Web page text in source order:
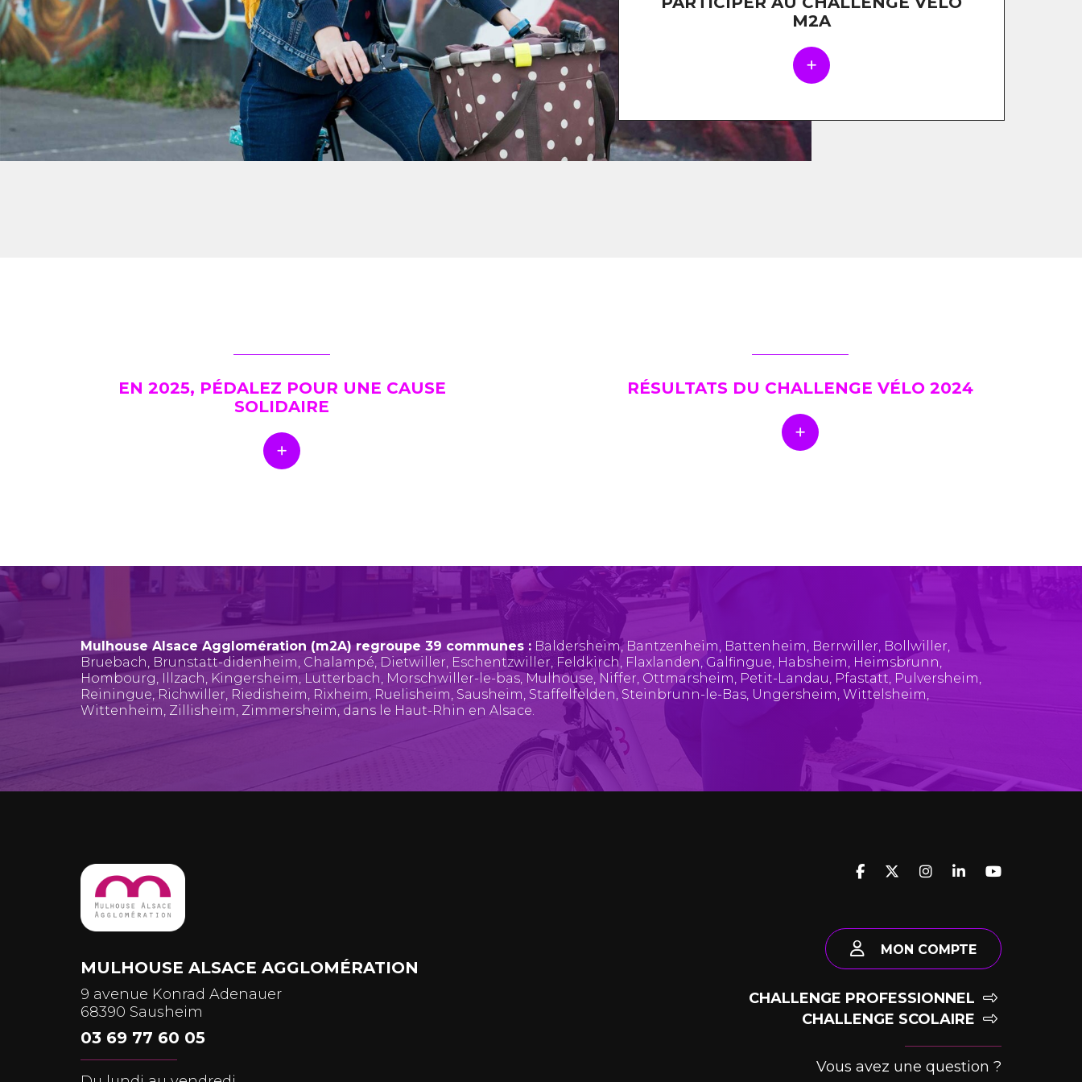
M2A
EN 2025, PÉDALEZ POUR UNE CAUSE
SOLIDAIRE
RÉSULTATS DU CHALLENGE VÉLO 2024
Mulhouse Alsace Agglomération (m2A) regroupe 39 communes : Baldersheim, Bantzenheim, Battenheim, Berrwiller, Bollwiller,
Bruebach, Brunstatt-didenheim, Chalampé, Dietwiller, Eschentzwiller, Feldkirch, Flaxlanden, Galfingue, Habsheim, Heimsbrunn,
Hombourg, Illzach, Kingersheim, Lutterbach, Morschwiller-le-bas,Mulhouse, Niffer, Ottmarsheim, Petit-Landau, Pfastatt, Pulversheim,
Reiningue, Richwiller, Riedisheim, Rixheim, Ruelisheim, Sausheim, Staffelfelden, Steinbrunn-le-Bas, Ungersheim, Wittelsheim,
Wittenheim, Zillisheim, Zimmersheim, dans le Haut-Rhin en Alsace.
MULHOUSE ALSACE AGGLOMÉRATION
9 avenue Konrad Adenauer
68390 Sausheim
03 69 77 60 05
MON COMPTE
CHALLENGE PROFESSIONNEL
CHALLENGE SCOLAIRE
Vous avez une question ?